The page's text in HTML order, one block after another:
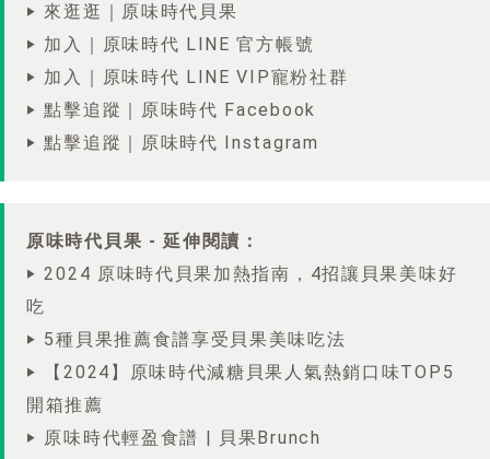
‣ 來逛逛｜原味時代貝果
‣ 加入｜原味時代 LINE 官方帳號
‣ 加入｜原味時代 LINE VIP寵粉社群
‣ 點擊追蹤｜原味時代 Facebook
‣ 點擊追蹤｜原味時代 Instagram
原味時代貝果 - 延伸閱讀：
‣ 2024 原味時代貝果加熱指南，4招讓貝果美味好
吃
‣ 5種貝果推薦食譜享受貝果美味吃法
‣ 【2024】原味時代減糖貝果人氣熱銷口味TOP5
開箱推薦
‣ 原味時代輕盈食譜 | 貝果Brunch